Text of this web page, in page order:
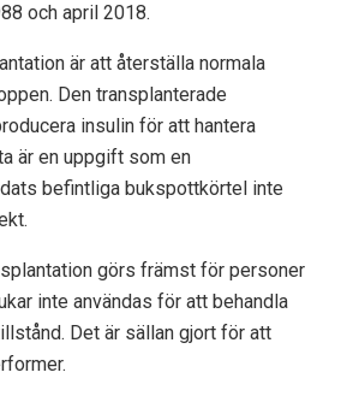
och april 2018.
är att återställa normala
Den transplanterade
insulin för att hantera
är en uppgift som en
befintliga bukspottkörtel inte
görs främst för personer
inte användas för att behandla
Det är sällan gjort för att